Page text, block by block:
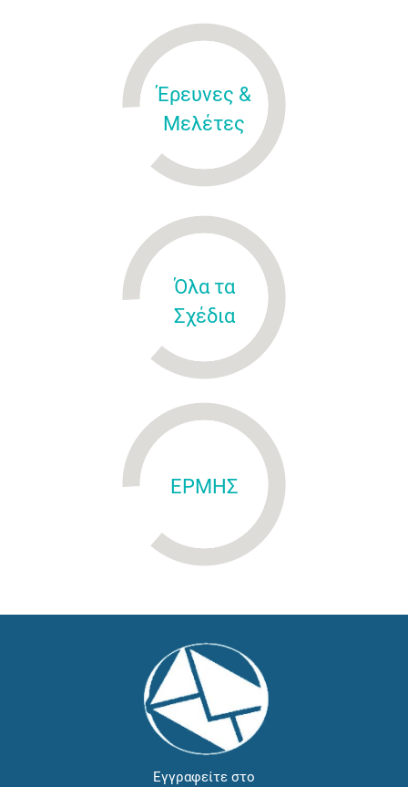
Έρευνες &
Μελέτες
Όλα τα
Σχέδια
ΕΡΜΗΣ
Εγγραφείτε στο